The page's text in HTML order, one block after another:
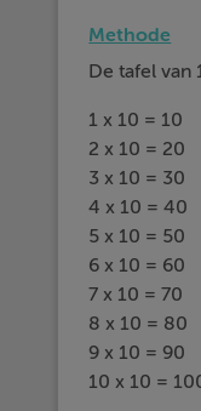
Methode
De tafel van
1 x 10 = 10
2 x 10 = 20
3 x 10 = 30
4 x 10 = 40
5 x 10 = 50
6 x 10 = 60
7 x 10 = 70
8 x 10 = 80
9 x 10 = 90
10 x 10 =